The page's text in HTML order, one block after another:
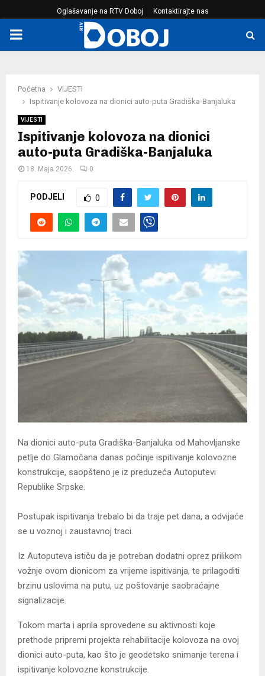
Oglašavanje na RTV Doboj Kontaktirajte nas
PRIMARY
Početna
VIJESTI
Ispitivanje kolovoza na dionici auto-puta Gradiška-Banjaluka
VIJESTI
Ispitivanje kolovoza na dionici
auto-puta Gradiška-Banjaluka
18. Maja 2026. 0
PODJELI 0
Na dionici auto-puta Gradiška-Banjaluka od Mahovljanske
petlje do Glamočana danas počinje ispitivanje kolovozne
konstrukcije, saopšteno je iz preduzeća Autoputevi
Republike Srpske.
Postupak ispitivanja trebalo bi da traje pet dana, a odvijaće
se u voznoj i zaustavnoj traci.
Iz Autoputeva ističu da je potreban dodatni oprez prilikom
vožnje ovom dionicom za vrijeme ispitivanja, te prilagoditi
brzinu uslovima na putu, uz poštovanje saobraćajne
signalizacije.
Tokom marta i aprila sprovedene su aktivnosti koje
prethode pripremi projekta rehabilitacije kolovoza na ovoj
dionici auto-puta, kao što je geodetsko snimanje terena i
ispitivanje kolovozne konstrukcije.